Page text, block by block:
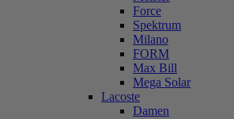
Force
Spektrum
Milano
FORM
Max Bill
Mega Solar
Lacoste
Damen